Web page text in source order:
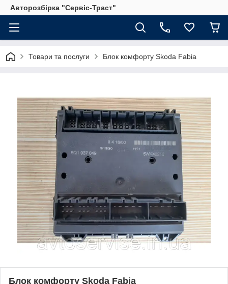
Авторозбірка "Сервіс-Траст"
Товари та послуги Блок комфорту Skoda Fabia
Блок комфорту Skoda Fabia